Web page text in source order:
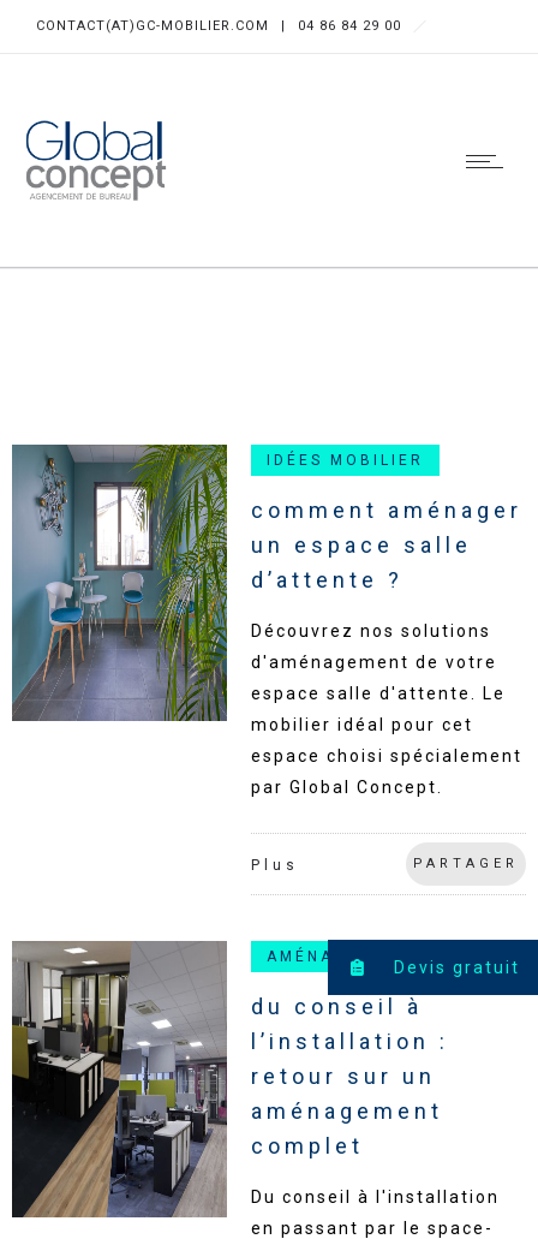
CONTACT(AT)GC-MOBILIER.COM | 04 86 84 29 00
IDÉES MOBILIER
comment aménager
un espace salle
d’attente ?
Découvrez nos solutions
d'aménagement de votre
espace salle d'attente. Le
mobilier idéal pour cet
espace choisi spécialement
par Global Concept.
Plus PARTAGER
AMÉNAGEMENTS
du conseil à
l’installation :
retour sur un
aménagement
complet
Du conseil à l'installation
en passant par le space-
Devis gratuit